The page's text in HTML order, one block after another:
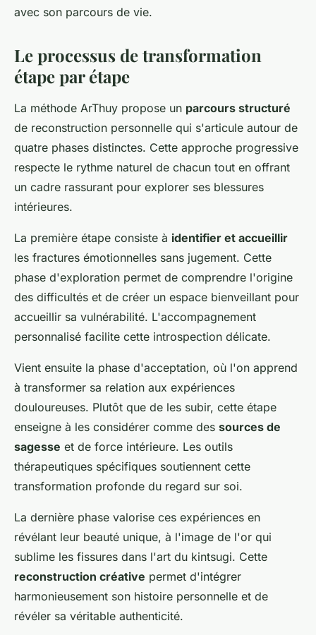
avec son parcours de vie.
Le processus de transformation
étape par étape
La méthode ArThuy propose un parcours structuré
de reconstruction personnelle qui s'articule autour de
quatre phases distinctes. Cette approche progressive
respecte le rythme naturel de chacun tout en offrant
un cadre rassurant pour explorer ses blessures
intérieures.
La première étape consiste à identifier et accueillir
les fractures émotionnelles sans jugement. Cette
phase d'exploration permet de comprendre l'origine
des difficultés et de créer un espace bienveillant pour
accueillir sa vulnérabilité. L'accompagnement
personnalisé facilite cette introspection délicate.
Vient ensuite la phase d'acceptation, où l'on apprend
à transformer sa relation aux expériences
douloureuses. Plutôt que de les subir, cette étape
enseigne à les considérer comme des sources de
sagesse et de force intérieure. Les outils
thérapeutiques spécifiques soutiennent cette
transformation profonde du regard sur soi.
La dernière phase valorise ces expériences en
révélant leur beauté unique, à l'image de l'or qui
sublime les fissures dans l'art du kintsugi. Cette
reconstruction créative permet d'intégrer
harmonieusement son histoire personnelle et de
révéler sa véritable authenticité.